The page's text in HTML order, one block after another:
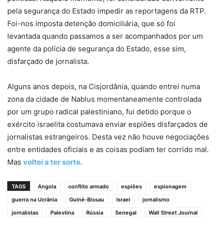
pela segurança do Estado impedir as reportagens da RTP.
Foi-nos imposta detenção domiciliária, que só foi
levantada quando passamos a ser acompanhados por um
agente da polícia de segurança do Estado, esse sim,
disfarçado de jornalista.
Alguns anos depois, na Cisjordânia, quando entrei numa
zona da cidade de Nablus momentaneamente controlada
por um grupo radical palestiniano, fui detido porque o
exército israelita costumava enviar espiões disfarçados de
jornalistas estrangeiros. Desta vez não houve negociações
entre entidades oficiais e as coisas podiam ter corrido mal.
Mas voltei a ter sorte.
TAGS Angola conflito armado espiões
espionagem
guerra na Ucrânia
Guiné-Bissau Israel
jornalismo
jornalistas
Palestina Rússia Senegal Wall Street Journal